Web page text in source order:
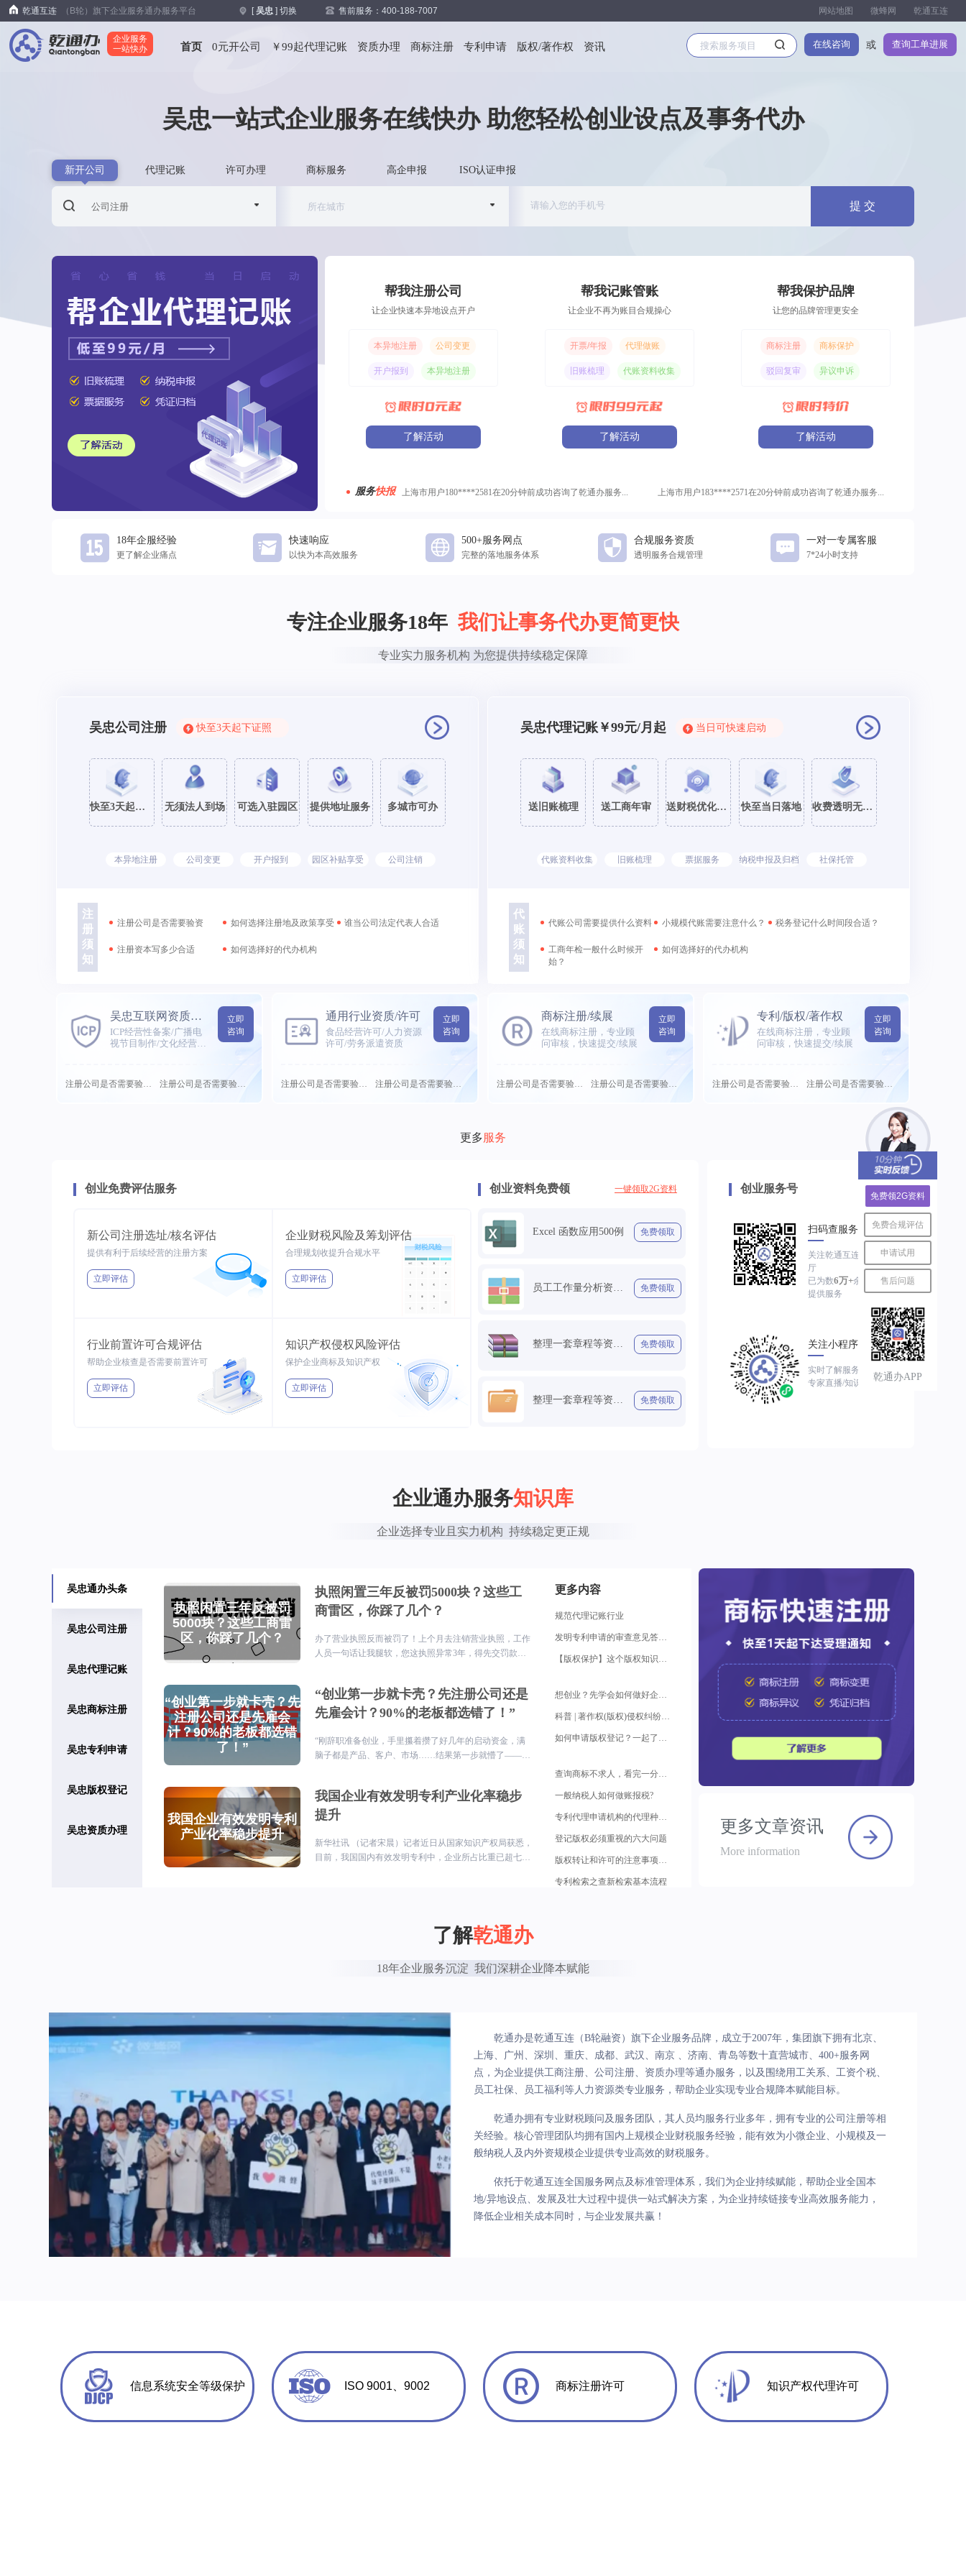
乾通互连 （B轮）旗下企业服务通办服务平台 [吴忠 ] 切换 售前服务：400-188-7007 乾通互连
微蜂网
网站地图
企业服务
一站快办
查询工单进展
或
在线咨询
首页 0元开公司 ￥99起代理记账 资质办理 商标注册 专利申请 版权/著作权 资讯
吴忠一站式企业服务在线快办 助您轻松创业设点及事务代办
新开公司 代理记账 许可办理 商标服务 高企申报 ISO认证申报
提 交
帮我注册公司
让企业快速本异地设点开户
本异地注册 公司变更
开户报到 本异地注册
了解活动
帮我记账管账
让企业不再为账目合规操心
开票/年报 代理做账
旧账梳理 代账资料收集
了解活动
帮我保护品牌
让您的品牌管理更安全
商标注册 商标保护
驳回复审 异议申诉
了解活动
服务快报 上海市用户180****2581在20分钟前成功咨询了乾通办服务...
上海市用户183****2571在20分钟前成功咨询了乾通办服务...
上海市用户135****2688在20分钟前成功咨询了乾通办服务...
重庆市用户153****3240在13分钟前成功咨询了乾通办服务...
上海市用户183****2571在20分钟前成功咨询了乾通办服务...
重庆市用户138****5678在10分钟前成功咨询了乾通办服务...
18年企服经验
更了解企业痛点
快速响应
以快为本高效服务
500+服务网点
完整的落地服务体系
合规服务资质
透明服务合规管理
一对一专属客服
7*24小时支持
专注企业服务18年 我们让事务代办更简更快
专业实力服务机构 为您提供持续稳定保障
吴忠公司注册 快至3天起下证照
快至3天起下证 无须法人到场 可选入驻园区 提供地址服务 多城市可办
本异地注册 公司变更 开户报到 园区补贴享受 公司注销
注
册
须
知
注册公司是否需要验资 如何选择注册地及政策享受 谁当公司法定代表人合适
注册资本写多少合适 如何选择好的代办机构
吴忠代理记账￥99元/月起 当日可快速启动
送旧账梳理 送工商年审 送财税优化咨询 快至当日落地 收费透明无套路
代账资料收集 旧账梳理 票据服务 纳税申报及归档 社保托管
代
账
须
知
代账公司需要提供什么资料 小规模代账需要注意什么？ 税务登记什么时间段合适？
工商年检一般什么时候开
始？
如何选择好的代办机构
立即
咨询
吴忠互联网资质许可代办
ICP经营性备案/广播电
视节目制作/文化经营许
注册公司是否需要验需要... 注册公司是否需要验需要...
立即
咨询
通用行业资质/许可
食品经营许可/人力资源
许可/劳务派遣资质
注册公司是否需要验需要... 注册公司是否需要验需要...
立即
咨询
商标注册/续展
在线商标注册，专业顾
问审核，快速提交/续展
注册公司是否需要验需要... 注册公司是否需要验需要...
立即
咨询
专利/版权/著作权
在线商标注册，专业顾
问审核，快速提交/续展
注册公司是否需要验需要... 注册公司是否需要验需要...
更多服务
创业免费评估服务
新公司注册选址/核名评估
提供有利于后续经营的注册方案
立即评估
企业财税风险及筹划评估
合理规划收提升合规水平
立即评估
行业前置许可合规评估
帮助企业核查是否需要前置许可
立即评估
知识产权侵权风险评估
保护企业商标及知识产权
立即评估
创业资料免费领 一键领取2G资料
免费领取
Excel 函数应用500例
免费领取
员工工作量分析资料包
免费领取
整理一套章程等资料包
免费领取
整理一套章程等资料包
创业服务号
扫码查服务进度
关注乾通互连服务大
厅
已为数6万+余家企业
提供服务
关注小程序
实时了解服务进展
专家直播/知识视频
企业通办服务知识库
企业选择专业且实力机构  持续稳定更正规
吴忠通办头条
吴忠公司注册
吴忠代理记账
吴忠商标注册
吴忠专利申请
吴忠版权登记
吴忠资质办理
执照闲置三年反被罚5000块？这些工
商雷区，你踩了几个？
办了营业执照反而被罚了！上个月去注销营业执照，工作
人员一句话让我腿软，您这执照异常3年，得先交罚款！
“创业第一步就卡壳？先注册公司还是
先雇会计？90%的老板都选错了！”
“刚辞职准备创业，手里攥着攒了好几年的启动资金，满
脑子都是产品、客户、市场……结果第一步就懵了——公
我国企业有效发明专利产业化率稳步
提升
新华社讯 （记者宋晨）记者近日从国家知识产权局获悉，
目前，我国国内有效发明专利中，企业所占比重已超七
更多内容
规范代理记账行业
发明专利申请的审查意见答复技巧
【版权保护】这个版权知识与你相关，一定要知道！
想创业？先学会如何做好企业知识产权保护
科普 | 著作权(版权)侵权纠纷，如何取证以及赔偿标准
如何申请版权登记？一起了解申请版权登记那些事儿
查询商标不求人，看完一分钟后你就会了
一般纳税人如何做账报税?
专利代理申请机构的代理种类？
登记版权必须重视的六大问题
版权转让和许可的注意事项：如何做好版权的交易和合作
专利检索之查新检索基本流程
更多文章资讯
More information
了解乾通办
18年企业服务沉淀  我们深耕企业降本赋能
乾通办是乾通互连（B轮融资）旗下企业服务品牌，成立于2007年，集团旗下拥有北京、
上海、广州、深圳、重庆、成都、武汉、南京 、济南、青岛等数十直营城市、400+服务网
点，为企业提供工商注册、公司注册、资质办理等通办服务，以及围绕用工关系、工资个税、
员工社保、员工福利等人力资源类专业服务，帮助企业实现专业合规降本赋能目标。
乾通办拥有专业财税顾问及服务团队，其人员均服务行业多年，拥有专业的公司注册等相
关经验。核心管理团队均拥有国内上规模企业财税服务经验，能有效为小微企业、小规模及一
般纳税人及内外资规模企业提供专业高效的财税服务。
依托于乾通互连全国服务网点及标准管理体系，我们为企业持续赋能，帮助企业全国本
地/异地设点、发展及壮大过程中提供一站式解决方案，为企业持续链接专业高效服务能力，
降低企业相关成本同时，与企业发展共赢！
信息系统安全等级保护 ISO 9001、9002 商标注册许可 知识产权代理许可
免费领2G资料
免费合规评估
申请试用
售后问题
乾通办APP